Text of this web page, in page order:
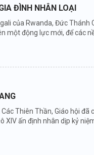
ĐÌNH NHÂN LOẠI
của Rwanda, Đức Thánh
một động lực mới, để các
Thiên Thần, Giáo hội đã
ấn định nhân dịp kỷ